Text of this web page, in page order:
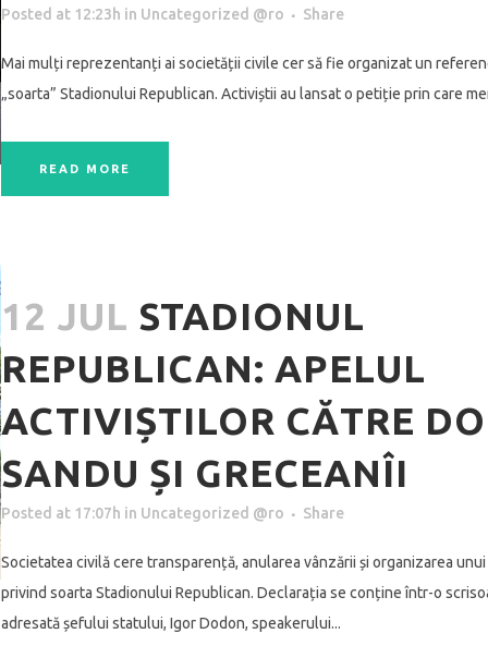
Posted at 12:23h in Uncategorized @ro Share
Mai mulți reprezentanți ai societății civile cer să fie organizat un
„soarta” Stadionului Republican. Activiștii au lansat o petiție prin care
READ MORE
12 JUL STADIONUL
REPUBLICAN: APELUL
ACTIVIȘTILOR CĂTRE
SANDU ȘI GRECEANÎI
Posted at 17:07h in Uncategorized @ro Share
Societatea civilă cere transparență, anularea vânzării și organizarea
privind soarta Stadionului Republican. Declarația se conține într-o
adresată șefului statului, Igor Dodon, speakerului...